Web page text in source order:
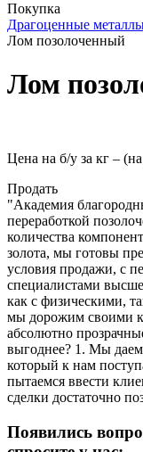
Покупка
Драгоценные
Лом позолоченный
Лом
Цена на б/у за кг –
Продать
"Академия
переработкой
количества
золота, мы готовы
условия продажи, с
специалистами
как с физическими,
мы дорожим своими
абсолютно
выгоднее? 1. Мы
который к нам
пытаемся ввести
сделки достаточно
Появились